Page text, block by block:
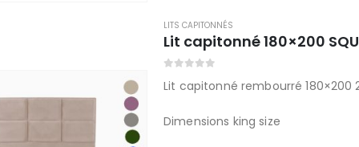
variations.
Les
options
peuvent
choisies
LITS CAPITONNÉS
Lit capitonné 180×200
Lit capitonné rembourré
Dimensions king size